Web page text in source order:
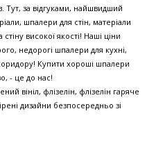
Тут, за відгуками, найшвидший
шпалери для стін, матеріали
високої якості! Наші ціни
недорогі шпалери для кухні,
Купити хороші шпалери
- це до нас!
вініл, флізелін, флізелін гаряче
дизайни безпосередньо зі